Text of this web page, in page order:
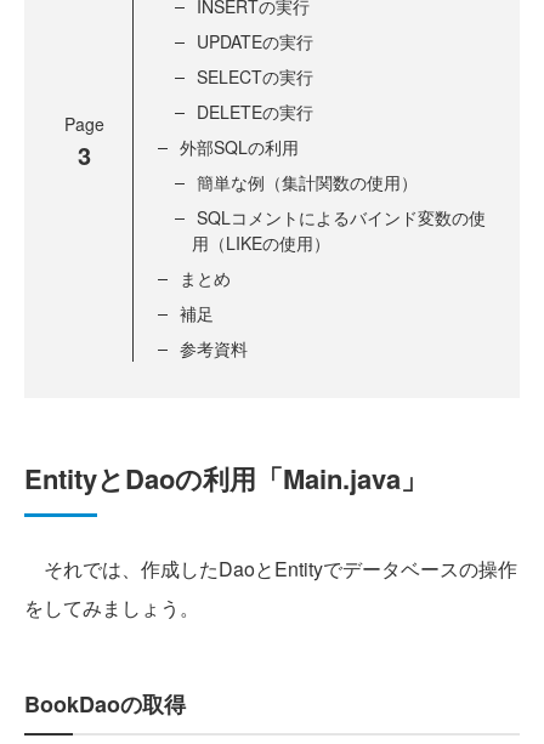
Page
3
INSERTの実行
UPDATEの実行
SELECTの実行
DELETEの実行
外部SQLの利用
簡単な例（集計関数の使用）
SQLコメントによるバインド変数の使
用（LIKEの使用）
まとめ
補足
参考資料
EntityとDaoの利用「Main.java」
それでは、作成したDaoとEntityでデータベースの操作
をしてみましょう。
BookDaoの取得